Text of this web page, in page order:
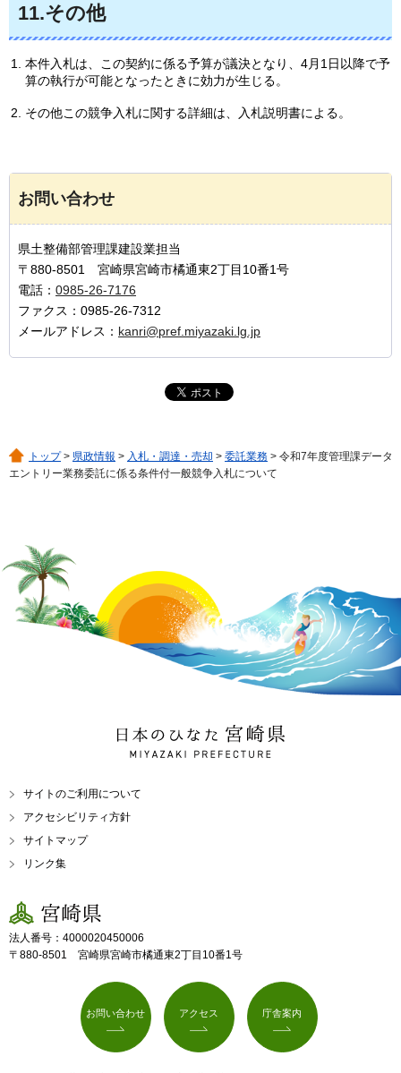
11.その他
本件入札は、この契約に係る予算が議決となり、4月1日以降で予
算の執行が可能となったときに効力が生じる。
その他この競争入札に関する詳細は、入札説明書による。
お問い合わせ
県土整備部管理課建設業担当
〒880-8501 宮崎県宮崎市橘通東2丁目10番1号
電話： 0985-26-7176
ファクス：0985-26-7312
メールアドレス： kanri@pref.miyazaki.lg.jp
トップ> 県政情報 > 入札・調達・売却 > 委託業務 > 令和7年度管理課データ
エントリー業務委託に係る条件付一般競争入札について
日本のひなた 宮崎県
MIYAZAKI PREFECTURE
サイトのご利用について
アクセシビリティ方針
サイトマップ
リンク集
宮崎県
法人番号：4000020450006
〒880-8501 宮崎県宮崎市橘通東2丁目10番1号
お問い合わせ アクセス 庁舎案内